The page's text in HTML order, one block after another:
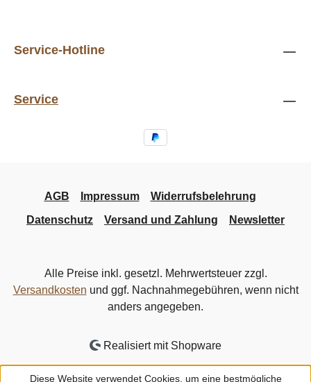
Service-Hotline
Service
AGB Impressum
Widerrufsbelehrung
Datenschutz
Versand und Zahlung Newsletter
Alle Preise inkl. gesetzl. Mehrwertsteuer zzgl.
Versandkosten und ggf. Nachnahmegebühren, wenn nicht
anders angegeben.
Realisiert mit Shopware
Diese Website verwendet Cookies, um eine bestmögliche